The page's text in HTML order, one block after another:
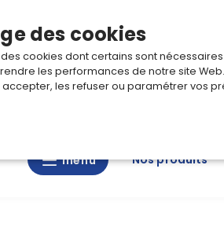
menu
menu Nos produits
des cookies
cookies dont certains sont
les performances de notre site Web.
les refuser ou paramétrer vos